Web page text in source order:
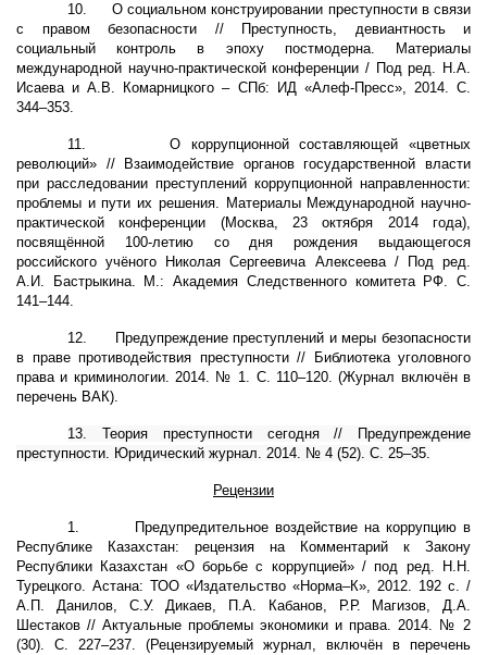
10.
О социальном конструировании преступности в связи
с правом безопасности // Преступность, девиантность и
социальный контроль в эпоху постмодерна. Материалы
международной научно-практической конференции / Под ред. Н.А.
Исаева и А.В. Комарницкого – СПб: ИД «Алеф-Пресс», 2014. С.
344–353.
11.
О коррупционной составляющей «цветных
революций» // Взаимодействие органов государственной власти
при расследовании преступлений коррупционной направленности:
проблемы и пути их решения. Материалы Международной научно-
практической конференции (Москва, 23 октября 2014 года),
посвящённой 100-летию со дня рождения выдающегося
российского учёного Николая Сергеевича Алексеева / Под ред.
А.И. Бастрыкина. М.: Академия Следственного комитета РФ. С.
141–144.
12.
Предупреждение преступлений и меры безопасности
в праве противодействия преступности // Библиотека уголовного
права и криминологии. 2014. № 1. С. 110–120. (Журнал включён в
перечень ВАК).
13. Теория преступности сегодня // Предупреждение
преступности. Юридический журнал. 2014. № 4 (52). С. 25–35.
Рецензии
1.
Предупредительное воздействие на коррупцию в
Республике Казахстан: рецензия на Комментарий к Закону
Республики Казахстан «О борьбе с коррупцией» / под ред. Н.Н.
Турецкого. Астана: ТОО «Издательство «Норма–К», 2012. 192 с. /
А.П. Данилов, С.У. Дикаев, П.А. Кабанов, Р.Р. Магизов, Д.А.
Шестаков // Актуальные проблемы экономики и права. 2014. № 2
(30). С. 227–237. (Рецензируемый журнал, включён в перечень